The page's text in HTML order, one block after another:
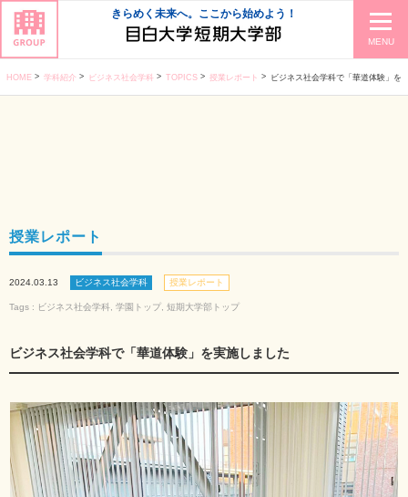
きらめく未来へ。ここから始めよう！
MENU
HOME 学科紹介 ビジネス社会学科 TOPICS 授業レポート ビジネス社会学科で「華道体験」を
授業レポート
2024.03.13 ビジネス社会学科 授業レポート
Tags : ビジネス社会学科 学園トップ 短期大学部トップ
ビジネス社会学科で「華道体験」を実施しました